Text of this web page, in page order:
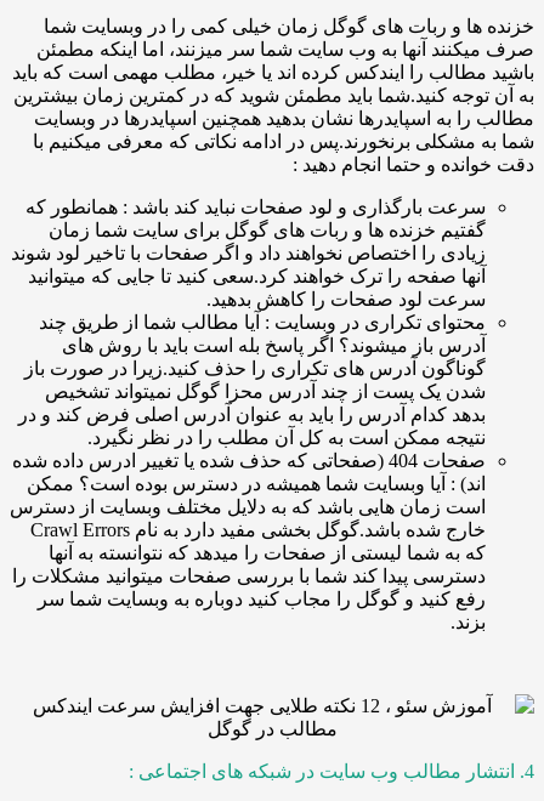
و ربات های گوگل زمان خیلی کمی را در وبسایت شما
آنها به وب سایت شما سر میزنند، اما اینکه مطمئن
را ایندکس کرده اند یا خیر، مطلب مهمی است که باید
کنید.شما باید مطمئن شوید که در کمترین زمان بیشترین
به اسپایدرها نشان بدهید همچنین اسپایدرها در وبسایت
برنخورند.پس در ادامه نکاتی که معرفی میکنیم با
و حتما انجام دهید :
بارگذاری و لود صفحات نباید کند باشد : همانطور که
خزنده ها و ربات های گوگل برای سایت شما زمان
را اختصاص نخواهند داد و اگر صفحات با تاخیر لود شوند
صفحه را ترک خواهند کرد.سعی کنید تا جایی که میتوانید
لود صفحات را کاهش بدهید.
تکراری در وبسایت : آیا مطالب شما از طریق چند
باز میشوند؟ اگر پاسخ بله است باید با روش های
آدرس های تکراری را حذف کنید.زیرا در صورت باز
یک پست از چند آدرس محزا گوگل نمیتواند تشخیص
کدام آدرس را باید به عنوان آدرس اصلی فرض کند و در
ممکن است به کل آن مطلب را در نظر نگیرد.
صفحات 404 (صفحاتی که حذف شده یا تغییر ادرس داده شده
: آیا وبسایت شما همیشه در دسترس بوده است؟ ممکن
زمان هایی باشد که به دلایل مختلف وبسایت از دسترس
خارج شده باشد.گوگل بخشی مفید دارد به نام Crawl Errors
به شما لیستی از صفحات را میدهد که نتوانسته به آنها
پیدا کند شما با بررسی صفحات میتوانید مشکلات را
کنید و گوگل را مجاب کنید دوباره به وبسایت شما سر